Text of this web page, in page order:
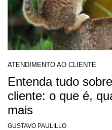
ATENDIMENTO AO CLIENTE
Entenda tudo
cliente: o que é,
mais
GUSTAVO PAULILLO